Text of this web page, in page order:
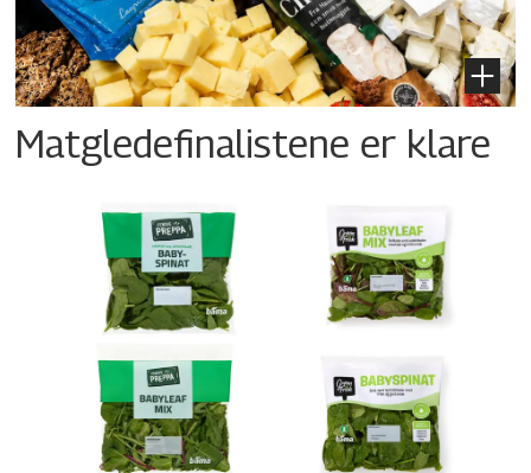
Matgledefinalistene er klare